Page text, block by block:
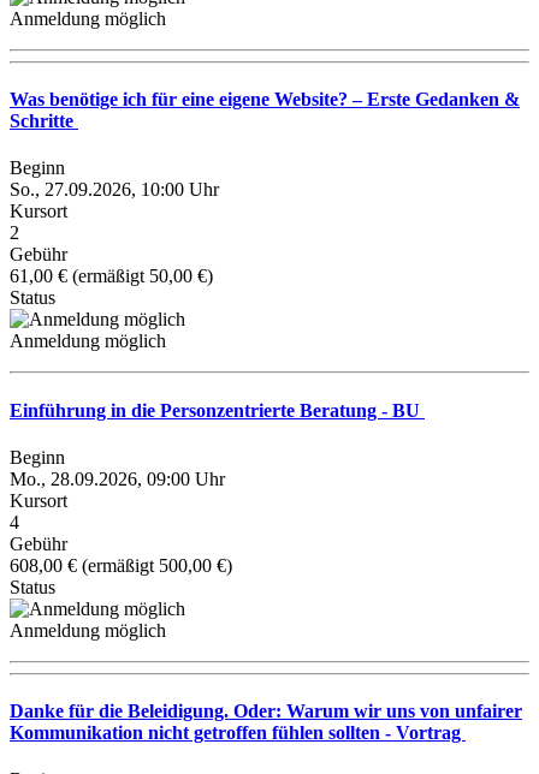
Anmeldung möglich
Was benötige ich für eine eigene Website? – Erste Gedanken &
Schritte
Beginn
So., 27.09.2026, 10:00 Uhr
Kursort
2
Gebühr
61,00 € (ermäßigt 50,00 €)
Status
Anmeldung möglich
Einführung in die Personzentrierte Beratung - BU
Beginn
Mo., 28.09.2026, 09:00 Uhr
Kursort
4
Gebühr
608,00 € (ermäßigt 500,00 €)
Status
Anmeldung möglich
Danke für die Beleidigung. Oder: Warum wir uns von unfairer
Kommunikation nicht getroffen fühlen sollten - Vortrag